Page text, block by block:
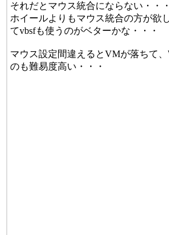
それだとマウス統合にならない・・・
ホイールよりもマウス統合の方が欲
てvbsfも使うのがベターかな・・・
マウス設定間違えるとVMが落ちて
のも難易度高い・・・